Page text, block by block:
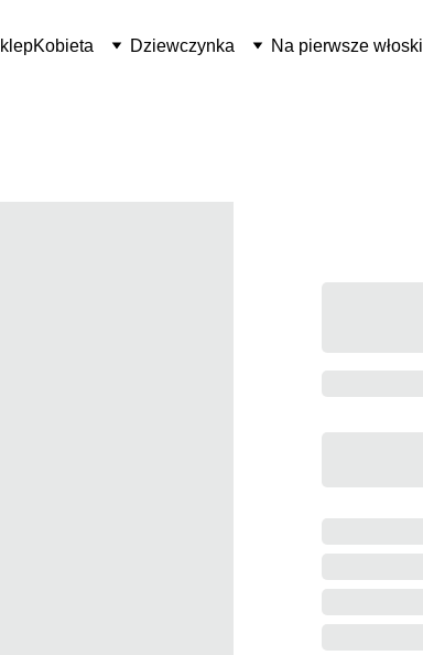
Kobieta Dziewczynka Na pierwsze włoski